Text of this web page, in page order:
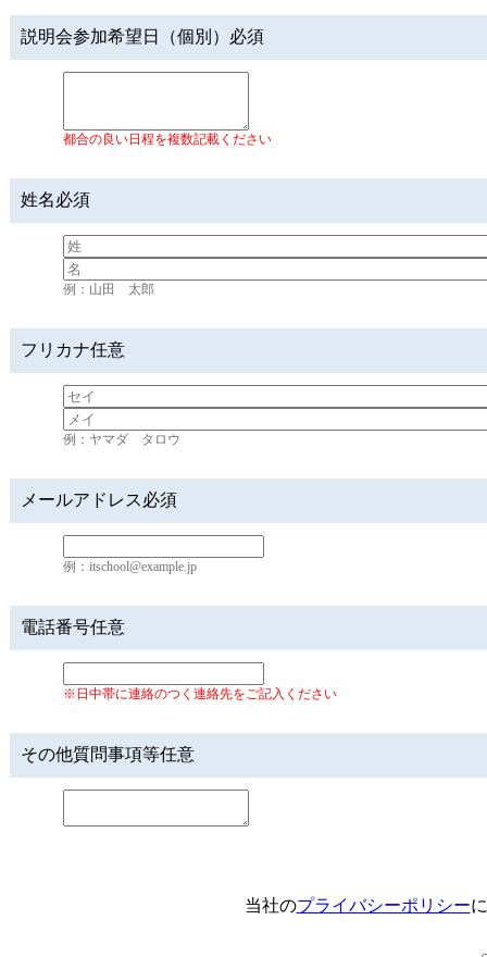
説明会参加希望日（個別） 必須
都合の良い日程を複数記載ください
姓名必須
例：山田 太郎
フリカナ任意
例：ヤマダ タロウ
メールアドレス必須
例：itschool@example.jp
電話番号任意
※日中帯に連絡のつく連絡先をご記入ください
その他質問事項等任意
当社のプライバシーポリシー